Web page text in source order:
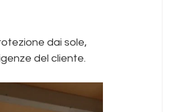
dai sole,
del cliente.